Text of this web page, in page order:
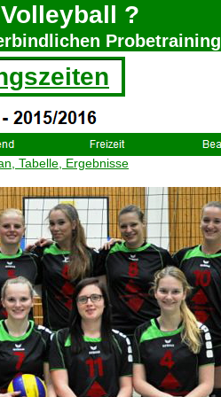
?
Probetraining
Tabelle, Ergebnisse